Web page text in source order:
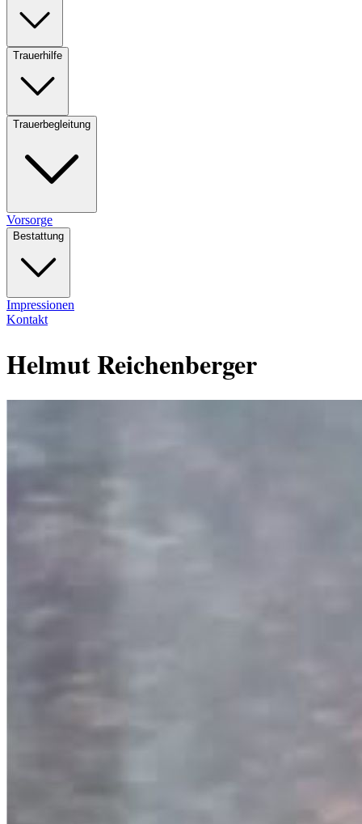
Trauerhilfe
Trauerbegleitung
Vorsorge
Bestattung
Impressionen
Kontakt
Helmut Reichenberger